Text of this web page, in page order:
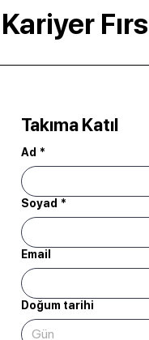
Kariyer
Takıma Katıl
Ad *
Soyad *
Email
Doğum tarihi